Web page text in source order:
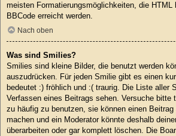
meisten Formatierungsmöglichkeiten, die HTML
BBCode erreicht werden.
Nach oben
Was sind Smilies?
Smilies sind kleine Bilder, die benutzt werden
auszudrücken. Für jeden Smilie gibt es einen
bedeutet :) fröhlich und :( traurig. Die Liste aller
Verfassen eines Beitrags sehen. Versuche bitte
zu häufig zu benutzen, sie können einen
machen und ein Moderator könnte deshalb
überarbeiten oder gar komplett löschen. Die